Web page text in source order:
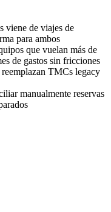
viene de viajes de
para ambos
que vuelan más de
de gastos sin fricciones
reemplazan TMCs legacy
manualmente reservas